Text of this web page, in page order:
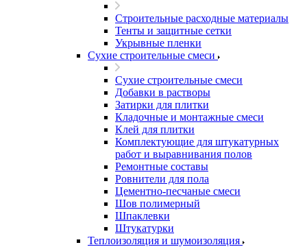
Строительные расходные материалы
Тенты и защитные сетки
Укрывные пленки
Сухие строительные смеси
Сухие строительные смеси
Добавки в растворы
Затирки для плитки
Кладочные и монтажные смеси
Клей для плитки
Комплектующие для штукатурных
работ и выравнивания полов
Ремонтные составы
Ровнители для пола
Цементно-песчаные смеси
Шов полимерный
Шпаклевки
Штукатурки
Теплоизоляция и шумоизоляция